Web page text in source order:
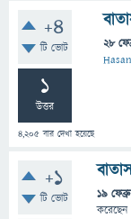
+4
টি ভোট
1
উত্তর
4,205 বার দেখা হয়েছে
28
+1
টি ভোট 19
করেছেন